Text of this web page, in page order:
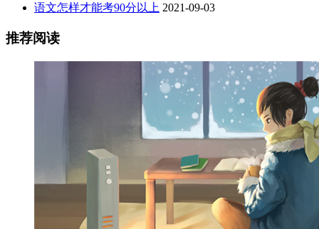
语文怎样才能考90分以上 2021-09-03
推荐阅读